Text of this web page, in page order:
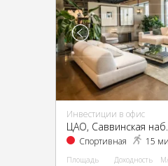
Инвестиции в офис
ЦАО, Саввинская
Спортивная 15
Площадь Доходность